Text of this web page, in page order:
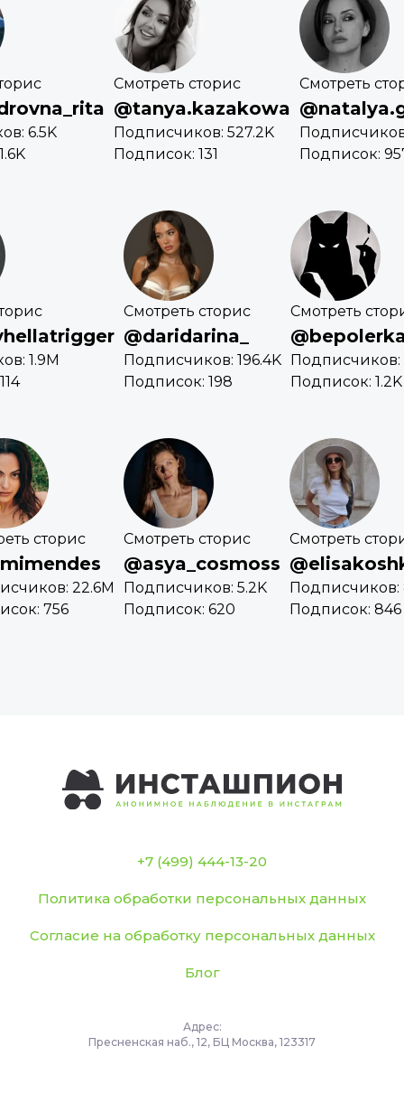
6.5K
Смотреть сторис
@tanya.kazakowa
Подписчиков: 527.2K
Подписок: 131
Смотреть
Подписок:
1.9M
Смотреть сторис
@daridarina_
Подписчиков: 196.4K
Подписок: 198
Смотреть
Подписчиков:
Подписок: 1.2K
сторис
22.6M
756
Смотреть сторис
@asya_cosmoss
Подписчиков: 5.2K
Подписок: 620
Смотреть
Подписчиков:
Подписок: 846
+7 (499) 444-13-20
Политика обработки персональных данных
Согласие на обработку персональных данных
Блог
Адрес:
Пресненская наб., 12, БЦ Москва, 123317